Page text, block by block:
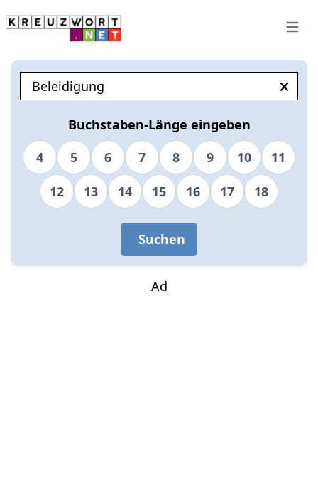
Open
Buchstaben-Länge eingeben
4
5 6 7 8 9 10
11
12
13 14 15 16 17 18
Suchen
Ad